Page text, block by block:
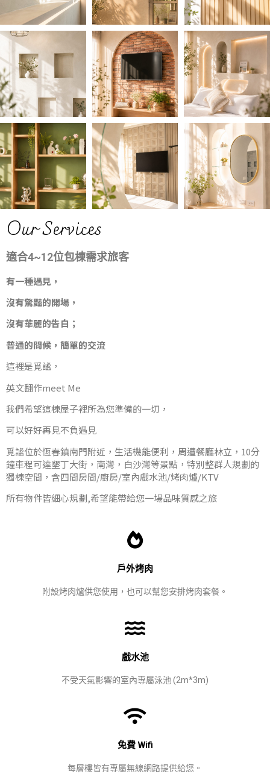
Our Services
適合4~12位包棟需求旅客
有一種遇見，
沒有驚豔的開場，
沒有華麗的告白；
普通的問候，簡單的交流
這裡是覓謐，
英文翻作meet Me
我們希望這棟屋子裡所為您準備的一切，
可以好好再見不負遇見
覓謐位於恆春鎮南門附近，生活機能便利，周遭餐廳林立，10分
鐘車程可達墾丁大街，南灣，白沙灣等景點，特別整群人規劃的
獨棟空間，含四間房間/廚房/室內戲水池/烤肉爐/KTV
所有物件皆細心規劃,希望能帶給您一場品味質感之旅
戶外烤肉
附設烤肉爐供您使用，也可以幫您安排烤肉套餐。
戲水池
不受天氣影響的室內專屬泳池 (2m*3m)
免費 Wifi
每層樓皆有專屬無線網路提供給您。